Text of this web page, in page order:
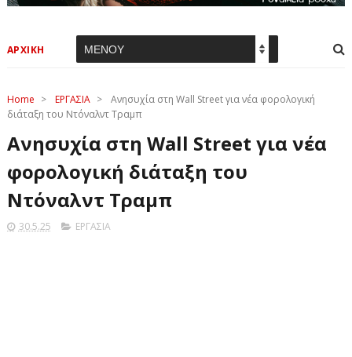
ΑΡΧΙΚΗ
Home > ΕΡΓΑΣΙΑ >
Ανησυχία στη Wall Street για νέα φορολογική
διάταξη του Ντόναλντ Τραμπ
Ανησυχία στη Wall Street για νέα
φορολογική διάταξη του
Ντόναλντ Τραμπ
30.5.25 ΕΡΓΑΣΙΑ